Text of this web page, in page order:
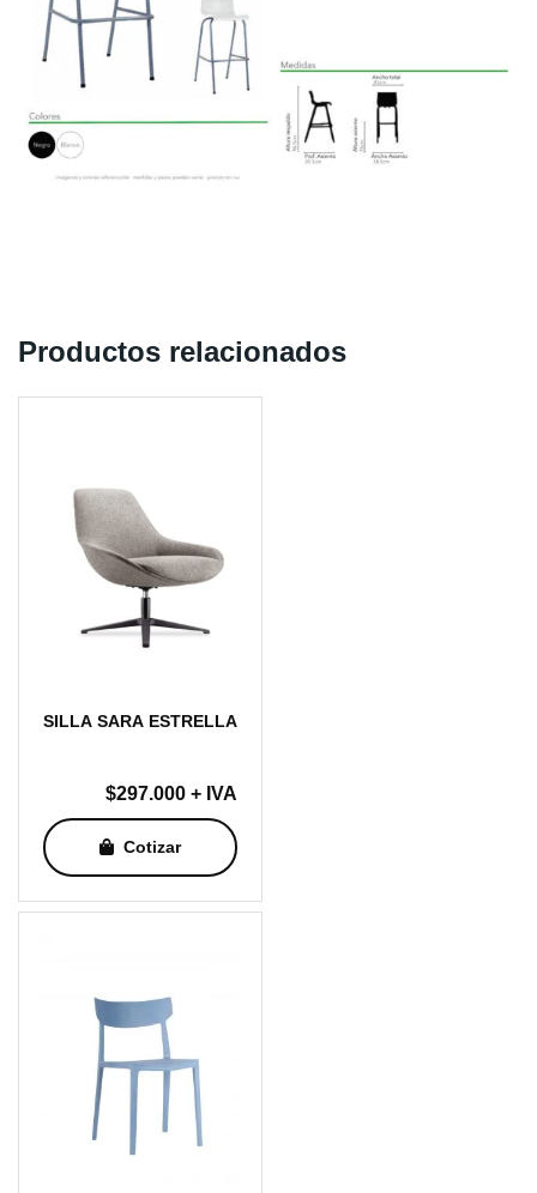
Productos relacionados
SILLA SARA ESTRELLA
$297.000 + IVA
Cotizar